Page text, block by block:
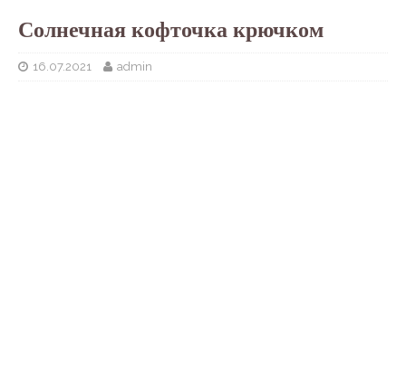
Солнечная кофточка крючком
16.07.2021 admin